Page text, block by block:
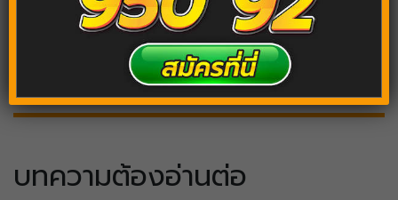
ฝันเห็นน้ำท่วมถนน
ฝันเห็นน้ำท่วมบ้าน
บทความต้องอ่านต่อ